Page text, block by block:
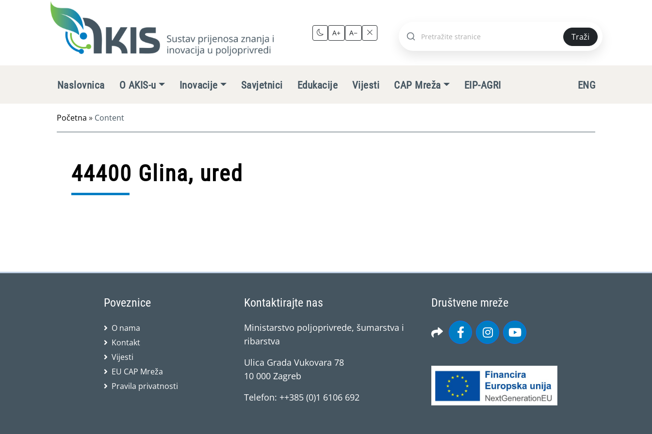
A+ A−
Pretraži
Traži
Naslovnica O AKIS-u Inovacije Savjetnici Edukacije Vijesti CAP Mreža EIP-AGRI ENG
Početna » Content
44400 Glina, ured
Poveznice
O nama
Kontakt
Vijesti
EU CAP Mreža
Pravila privatnosti
Kontaktirajte nas
Ministarstvo poljoprivrede, šumarstva i
ribarstva
Ulica Grada Vukovara 78
10 000 Zagreb
Telefon: ++385 (0)1 6106 692
Društvene mreže